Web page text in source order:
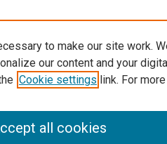
to make our site work.
our content and your
Cookie settings link. For
all cookies